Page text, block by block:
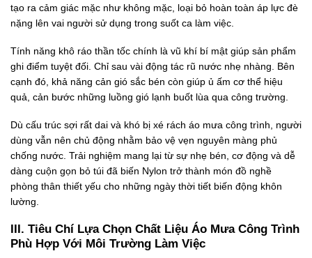
tạo ra cảm giác mặc như không mặc, loại bỏ hoàn toàn áp lực đè
nặng lên vai người sử dụng trong suốt ca làm việc.
Tính năng khô ráo thần tốc chính là vũ khí bí mật giúp sản phẩm
ghi điểm tuyệt đối. Chỉ sau vài động tác rũ nước nhẹ nhàng. Bên
cạnh đó, khả năng cản gió sắc bén còn giúp ủ ấm cơ thể hiệu
quả, cản bước những luồng gió lạnh buốt lùa qua công trường.
Dù cấu trúc sợi rất dai và khó bị xé rách áo mưa công trình, người
dùng vẫn nên chủ động nhằm bảo vệ vẹn nguyên màng phủ
chống nước. Trải nghiệm mang lại từ sự nhẹ bén, cơ động và dễ
dàng cuộn gọn bỏ túi đã biến Nylon trở thành món đồ nghề
phòng thân thiết yếu cho những ngày thời tiết biến động khôn
lường.
III. Tiêu Chí Lựa Chọn Chất Liệu Áo Mưa Công Trình
Phù Hợp Với Môi Trường Làm Việc